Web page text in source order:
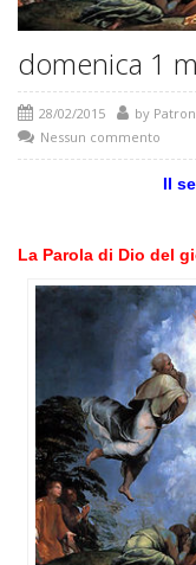
domenica 1
28/02/2015 by
Nessun commento
II
La Parola di Dio del